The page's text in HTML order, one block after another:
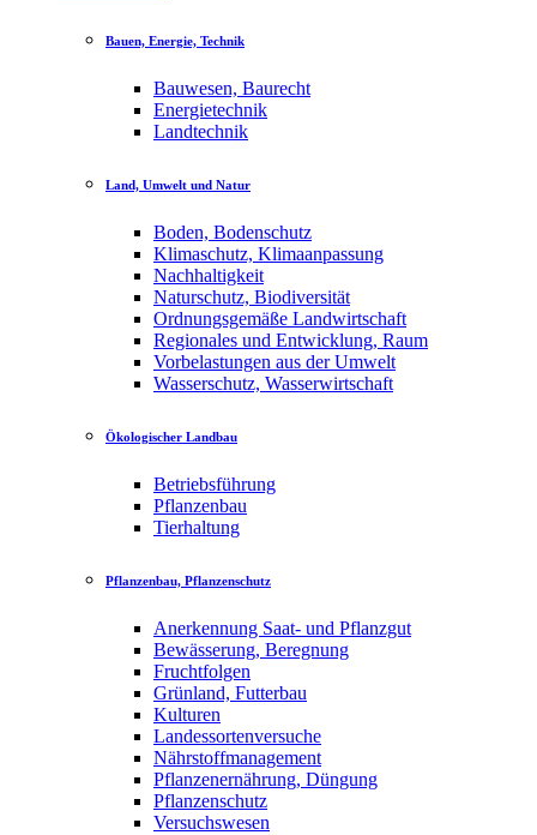
Bauen, Energie, Technik
Bauwesen, Baurecht
Energietechnik
Landtechnik
Land, Umwelt und Natur
Boden, Bodenschutz
Klimaschutz, Klimaanpassung
Nachhaltigkeit
Naturschutz, Biodiversität
Ordnungsgemäße Landwirtschaft
Regionales und Entwicklung, Raum
Vorbelastungen aus der Umwelt
Wasserschutz, Wasserwirtschaft
Ökologischer Landbau
Betriebsführung
Pflanzenbau
Tierhaltung
Pflanzenbau, Pflanzenschutz
Anerkennung Saat- und Pflanzgut
Bewässerung, Beregnung
Fruchtfolgen
Grünland, Futterbau
Kulturen
Landessortenversuche
Nährstoffmanagement
Pflanzenernährung, Düngung
Pflanzenschutz
Versuchswesen